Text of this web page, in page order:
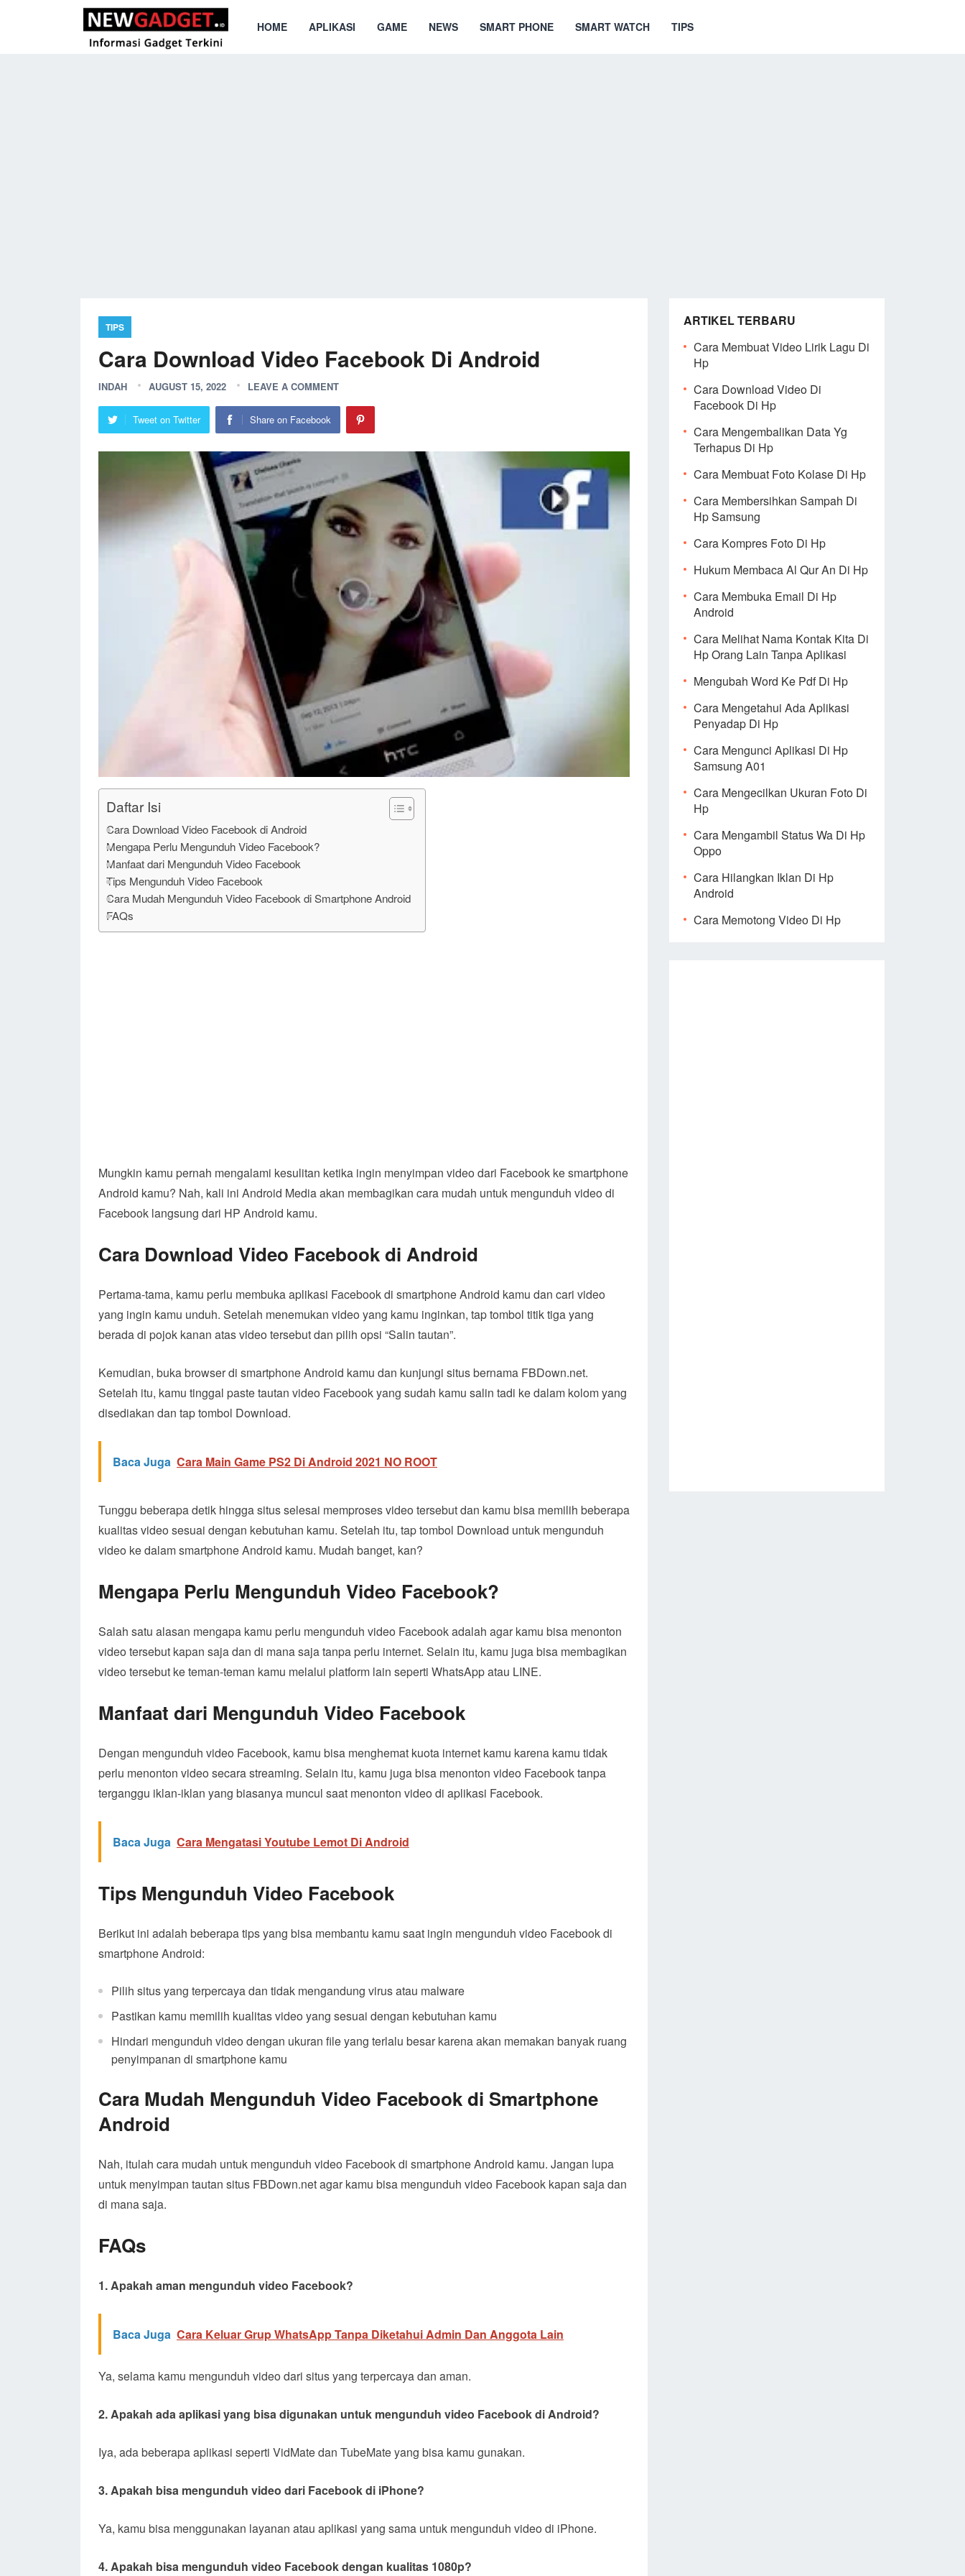
HOME APLIKASI GAME NEWS SMART PHONE SMART WATCH TIPS
TIPS
Cara Download Video Facebook Di Android
INDAH AUGUST 15, 2022 LEAVE A COMMENT
Tweet on Twitter Share on Facebook
Daftar Isi
Cara Download Video Facebook di Android
Mengapa Perlu Mengunduh Video Facebook?
Manfaat dari Mengunduh Video Facebook
Tips Mengunduh Video Facebook
Cara Mudah Mengunduh Video Facebook di Smartphone Android
FAQs
Mungkin kamu pernah mengalami kesulitan ketika ingin menyimpan video dari Facebook ke smartphone
Android kamu? Nah, kali ini Android Media akan membagikan cara mudah untuk mengunduh video di
Facebook langsung dari HP Android kamu.
Cara Download Video Facebook di Android
Pertama-tama, kamu perlu membuka aplikasi Facebook di smartphone Android kamu dan cari video
yang ingin kamu unduh. Setelah menemukan video yang kamu inginkan, tap tombol titik tiga yang
berada di pojok kanan atas video tersebut dan pilih opsi “Salin tautan”.
Kemudian, buka browser di smartphone Android kamu dan kunjungi situs bernama FBDown.net.
Setelah itu, kamu tinggal paste tautan video Facebook yang sudah kamu salin tadi ke dalam kolom yang
disediakan dan tap tombol Download.
Baca Juga Cara Main Game PS2 Di Android 2021 NO ROOT
Tunggu beberapa detik hingga situs selesai memproses video tersebut dan kamu bisa memilih beberapa
kualitas video sesuai dengan kebutuhan kamu. Setelah itu, tap tombol Download untuk mengunduh
video ke dalam smartphone Android kamu. Mudah banget, kan?
Mengapa Perlu Mengunduh Video Facebook?
Salah satu alasan mengapa kamu perlu mengunduh video Facebook adalah agar kamu bisa menonton
video tersebut kapan saja dan di mana saja tanpa perlu internet. Selain itu, kamu juga bisa membagikan
video tersebut ke teman-teman kamu melalui platform lain seperti WhatsApp atau LINE.
Manfaat dari Mengunduh Video Facebook
Dengan mengunduh video Facebook, kamu bisa menghemat kuota internet kamu karena kamu tidak
perlu menonton video secara streaming. Selain itu, kamu juga bisa menonton video Facebook tanpa
terganggu iklan-iklan yang biasanya muncul saat menonton video di aplikasi Facebook.
Baca Juga Cara Mengatasi Youtube Lemot Di Android
Tips Mengunduh Video Facebook
Berikut ini adalah beberapa tips yang bisa membantu kamu saat ingin mengunduh video Facebook di
smartphone Android:
Pilih situs yang terpercaya dan tidak mengandung virus atau malware
Pastikan kamu memilih kualitas video yang sesuai dengan kebutuhan kamu
Hindari mengunduh video dengan ukuran file yang terlalu besar karena akan memakan banyak ruang
penyimpanan di smartphone kamu
Cara Mudah Mengunduh Video Facebook di Smartphone
Android
Nah, itulah cara mudah untuk mengunduh video Facebook di smartphone Android kamu. Jangan lupa
untuk menyimpan tautan situs FBDown.net agar kamu bisa mengunduh video Facebook kapan saja dan
di mana saja.
FAQs
1. Apakah aman mengunduh video Facebook?
Baca Juga Cara Keluar Grup WhatsApp Tanpa Diketahui Admin Dan Anggota Lain
Ya, selama kamu mengunduh video dari situs yang terpercaya dan aman.
2. Apakah ada aplikasi yang bisa digunakan untuk mengunduh video Facebook di Android?
Iya, ada beberapa aplikasi seperti VidMate dan TubeMate yang bisa kamu gunakan.
3. Apakah bisa mengunduh video dari Facebook di iPhone?
Ya, kamu bisa menggunakan layanan atau aplikasi yang sama untuk mengunduh video di iPhone.
4. Apakah bisa mengunduh video Facebook dengan kualitas 1080p?
ARTIKEL TERBARU
Cara Membuat Video Lirik Lagu Di
Hp
Cara Download Video Di
Facebook Di Hp
Cara Mengembalikan Data Yg
Terhapus Di Hp
Cara Membuat Foto Kolase Di Hp
Cara Membersihkan Sampah Di
Hp Samsung
Cara Kompres Foto Di Hp
Hukum Membaca Al Qur An Di Hp
Cara Membuka Email Di Hp
Android
Cara Melihat Nama Kontak Kita Di
Hp Orang Lain Tanpa Aplikasi
Mengubah Word Ke Pdf Di Hp
Cara Mengetahui Ada Aplikasi
Penyadap Di Hp
Cara Mengunci Aplikasi Di Hp
Samsung A01
Cara Mengecilkan Ukuran Foto Di
Hp
Cara Mengambil Status Wa Di Hp
Oppo
Cara Hilangkan Iklan Di Hp
Android
Cara Memotong Video Di Hp